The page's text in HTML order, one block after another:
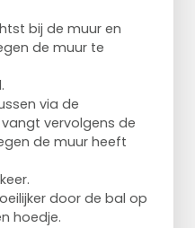
bij de muur en
de muur te
via de
vervolgens de
de muur heeft
door de bal op
hoedje.